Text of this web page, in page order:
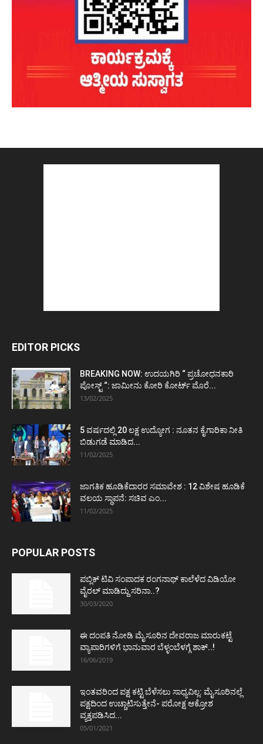
EDITOR PICKS
BREAKING NOW: ಉದಯಗಿರಿ “ ಪ್ರಚೋಧನಕಾರಿ
ಪೋಸ್ಟ್‌ “: ಜಾಮೀನು ಕೋರಿ ಕೋರ್ಟ್‌ ಮೊರೆ...
13/02/2025
5 ವರ್ಷದಲ್ಲಿ 20 ಲಕ್ಷ ಉದ್ಯೋಗ : ನೂತನ ಕೈಗಾರಿಕಾ ನೀತಿ
ಬಿಡುಗಡೆ ಮಾಡಿದ...
11/02/2025
ಜಾಗತಿಕ ಹೂಡಿಕೆದಾರರ ಸಮಾವೇಶ : 12 ವಿಶೇಷ ಹೂಡಿಕೆ
ವಲಯ ಸ್ಥಾಪನೆ: ಸಚಿವ ಎಂ...
11/02/2025
POPULAR POSTS
ಪಬ್ಲಿಕ್ ಟಿವಿ ಸಂಪಾದಕ ರಂಗನಾಥ್ ಕಾಲೆಳೆದ ವಿಡಿಯೋ
ವೈರಲ್ ಮಾಡಿದ್ದು ಸರಿನಾ..?
30/03/2020
ಈ ದಂಪತಿ ನೋಡಿ ಮೈಸೂರಿನ ದೇವರಾಜ ಮಾರುಕಟ್ಟೆ
ವ್ಯಾಪಾರಿಗಳಿಗೆ ಭಾನುವಾರ ಬೆಳ್ಳಂಬೆಳಗ್ಗೆ ಶಾಕ್..!
16/06/2019
ಇಂತವರಿಂದ ಪಕ್ಷ ಕಟ್ಟಿ ಬೆಳೆಸಲು ಸಾಧ್ಯವಿಲ್ಲ: ಮೈಸೂರಿನಲ್ಲೆ
ಪಕ್ಷದಿಂದ ಉಚ್ಚಾಟಿಸುತ್ತೇನೆ- ಪರೋಕ್ಷ ಆಕ್ರೋಶ
ವ್ಯಕ್ತಪಡಿಸಿದ...
05/01/2021